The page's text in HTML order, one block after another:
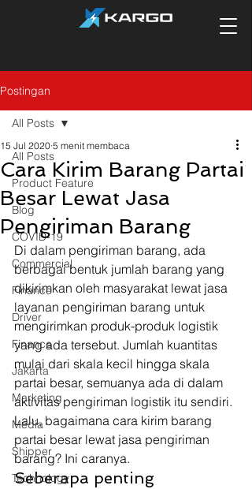
Postingan
All Posts
Product Feature
Blog
COVID-19
Commercial
Finance
Driver
Finance
Jakarta
Marketing
Media
Shipper
Technology
All Posts
Cara Kirim Barang Partai
Besar Lewat Jasa
Pengiriman Barang
15 Jul 2020 5 menit membaca
Di dalam pengiriman barang, ada
berbagai bentuk jumlah barang yang
dikirimkan oleh masyarakat lewat jasa
layanan pengiriman barang untuk
mengirimkan produk-produk logistik
yang ada tersebut. Jumlah kuantitas
mulai dari skala kecil hingga skala
partai besar, semuanya ada di dalam
aktivitas pengiriman logistik itu sendiri.
Lalu, bagaimana cara kirim barang
partai besar lewat jasa pengiriman
barang? Ini caranya.
Seberapa penting